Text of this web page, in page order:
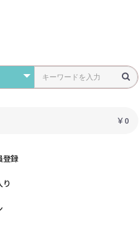
￥0
登録
り